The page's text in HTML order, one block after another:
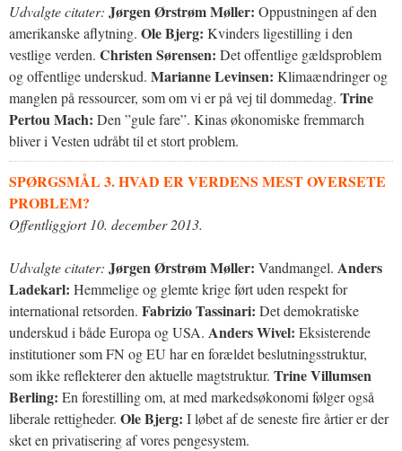
Udvalgte citater: Jørgen Ørstrøm Møller: Oppustningen af den
amerikanske aflytning. Ole Bjerg: Kvinders ligestilling i den
vestlige verden. Christen Sørensen: Det offentlige gældsproblem
og offentlige underskud. Marianne Levinsen: Klimaændringer og
manglen på ressourcer, som om vi er på vej til dommedag. Trine
Pertou Mach: Den ”gule fare”. Kinas økonomiske fremmarch
bliver i Vesten udråbt til et stort problem.
SPØRGSMÅL 3. HVAD ER VERDENS MEST OVERSETE
PROBLEM?
Offentliggjort 10. december 2013.
Udvalgte citater: Jørgen Ørstrøm Møller: Vandmangel. Anders
Ladekarl: Hemmelige og glemte krige ført uden respekt for
international retsorden. Fabrizio Tassinari: Det demokratiske
underskud i både Europa og USA. Anders Wivel: Eksisterende
institutioner som FN og EU har en forældet beslutningsstruktur,
som ikke reflekterer den aktuelle magtstruktur. Trine Villumsen
Berling: En forestilling om, at med markedsøkonomi følger også
liberale rettigheder. Ole Bjerg: I løbet af de seneste fire årtier er der
sket en privatisering af vores pengesystem.